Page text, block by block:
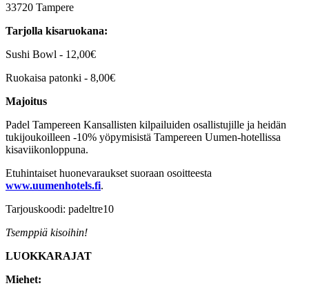
33720 Tampere
Tarjolla kisaruokana:
Sushi Bowl - 12,00€
Ruokaisa patonki - 8,00€
Majoitus
Padel Tampereen Kansallisten kilpailuiden osallistujille ja heidän
tukijoukoilleen -10% yöpymisistä Tampereen Uumen-hotellissa
kisaviikonloppuna.
Etuhintaiset huonevaraukset suoraan osoitteesta
www.uumenhotels.fi.
Tarjouskoodi: padeltre10
Tsemppiä kisoihin!
LUOKKARAJAT
Miehet: